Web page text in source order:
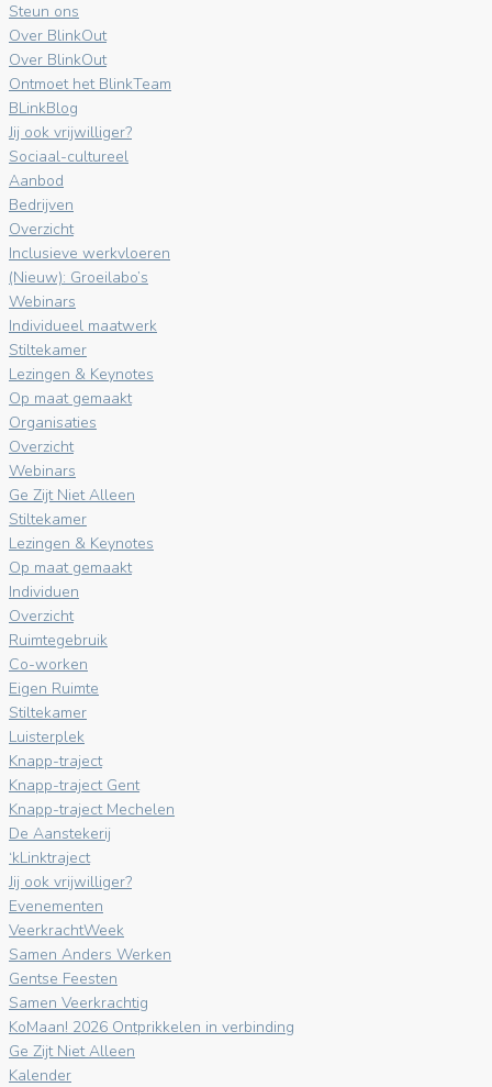
Steun ons
Over BlinkOut
Over BlinkOut
Ontmoet het BlinkTeam
BLinkBlog
Jij ook vrijwilliger?
Sociaal-cultureel
Aanbod
Bedrijven
Overzicht
Inclusieve werkvloeren
(Nieuw): Groeilabo’s
Webinars
Individueel maatwerk
Stiltekamer
Lezingen & Keynotes
Op maat gemaakt
Organisaties
Overzicht
Webinars
Ge Zijt Niet Alleen
Stiltekamer
Lezingen & Keynotes
Op maat gemaakt
Individuen
Overzicht
Ruimtegebruik
Co-worken
Eigen Ruimte
Stiltekamer
Luisterplek
Knapp-traject
Knapp-traject Gent
Knapp-traject Mechelen
De Aanstekerij
‘kLinktraject
Jij ook vrijwilliger?
Evenementen
VeerkrachtWeek
Samen Anders Werken
Gentse Feesten
Samen Veerkrachtig
KoMaan! 2026 Ontprikkelen in verbinding
Ge Zijt Niet Alleen
Kalender